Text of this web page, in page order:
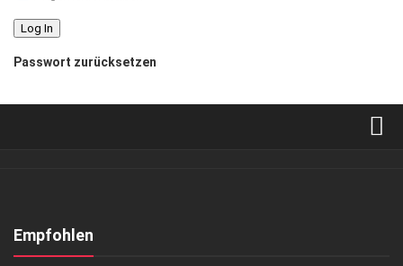
Passwort zurücksetzen
Kontakt, Impressum
Empfohlen